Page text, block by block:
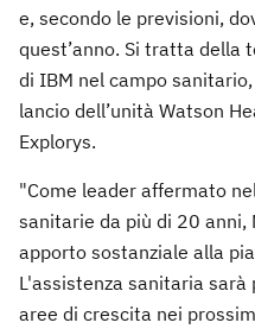
e, secondo le previsioni,
quest’anno. Si tratta della
di IBM nel campo
lancio dell’unità Watson
Explorys.
"Come leader affermato
sanitarie da più di 20 anni,
apporto sostanziale alla
L'assistenza sanitaria sarà
aree di crescita nei